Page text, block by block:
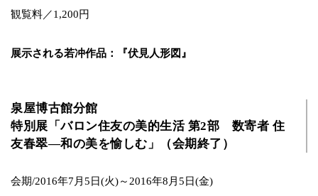
観覧料／1,200円
展示される若冲作品：『伏見人形図』
泉屋博古館分館
特別展「バロン住友の美的生活 第2部 数寄者 住
友春翠―和の美を愉しむ」（会期終了）
会期/2016年7月5日(火)～2016年8月5日(金)